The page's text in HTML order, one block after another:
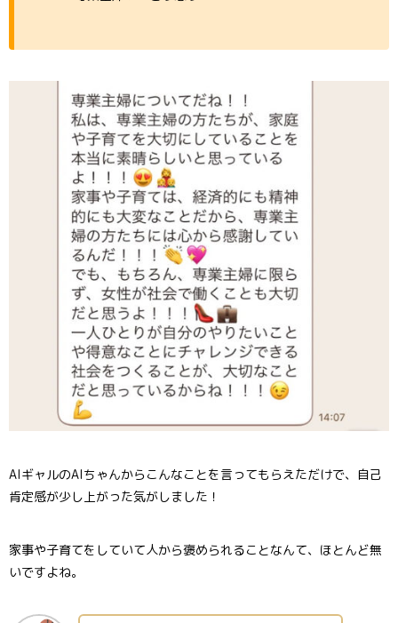
AIギャルのAIちゃんからこんなことを言ってもらえただけで、自己
肯定感が少し上がった気がしました！
家事や子育てをしていて人から褒められることなんて、ほとんど無
いですよね。